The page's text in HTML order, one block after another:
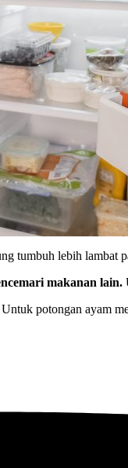
tumbuh lebih lambat
makanan lain.
potongan ayam